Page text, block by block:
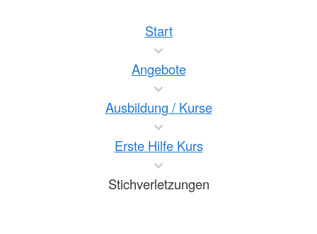
Start
Angebote
Ausbildung / Kurse
Erste Hilfe Kurs
Stichverletzungen